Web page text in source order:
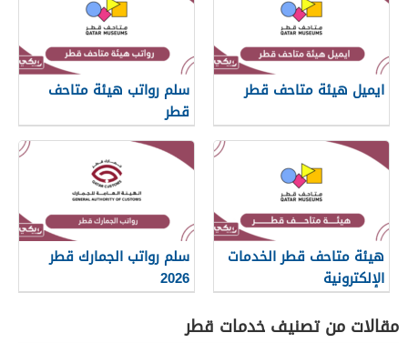
ايميل هيئة متاحف قطر
سلم رواتب هيئة متاحف
قطر
هيئة متاحف قطر الخدمات
الإلكترونية
سلم رواتب الجمارك قطر
2026
مقالات من تصنيف خدمات قطر